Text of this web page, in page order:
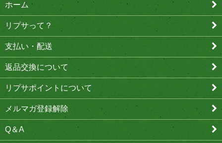
ホーム
リプサって？
支払い・配送
返品交換について
リプサポイントについて
メルマガ登録解除
Q＆A